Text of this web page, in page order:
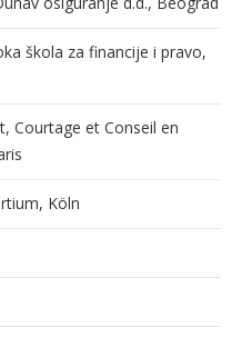
škola za financije i pravo,
Courtage et Conseil en
Köln